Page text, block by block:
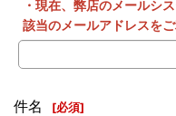
・現在、弊店のメールシ
該当のメールアドレスを
件名 [必須]